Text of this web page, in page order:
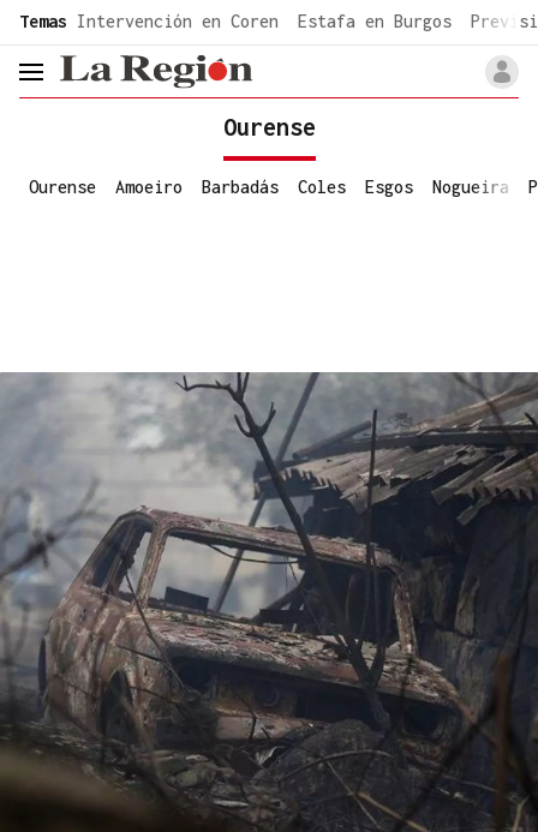
common.go-to-content
Temas Intervención en Coren Estafa en Burgos
header.menu.open
Ourense
Ourense Amoeiro Barbadás Coles Esgos Nogueira